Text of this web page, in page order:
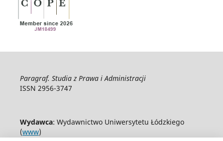
Paragraf. Studia z Prawa i Administracji
ISSN 2956-3747
Wydawca: Wydawnictwo Uniwersytetu Łódzkiego
(www)